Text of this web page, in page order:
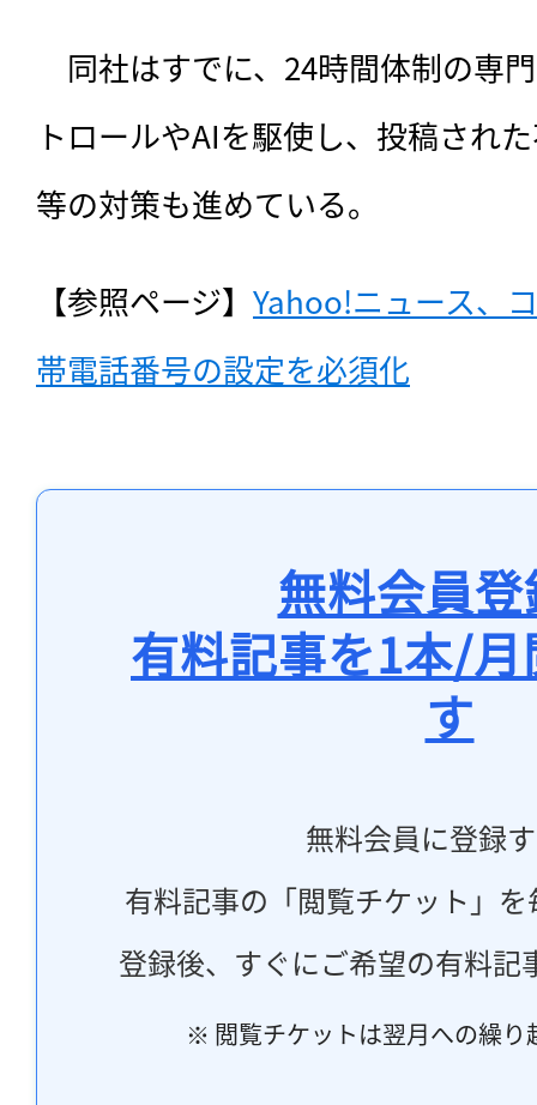
同社はすでに、24時間体制の専
トロールやAIを駆使し、投稿され
等の対策も進めている。
【参照ページ】 Yahoo!ニュース、
帯電話番号の設定を必須化
無料会員
有料記事を1本/
す
無料会員に登録
有料記事の「閲覧チケット」
登録後、すぐにご希望の有料記
※ 閲覧チケットは翌月への繰り